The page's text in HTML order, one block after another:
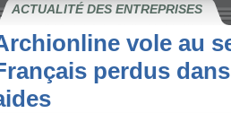
ACTUALITÉ DES ENTREPRISES
vole au
perdus